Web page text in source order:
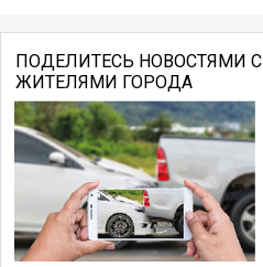
ПОДЕЛИТЕСЬ НОВОСТЯМИ С
ЖИТЕЛЯМИ ГОРОДА